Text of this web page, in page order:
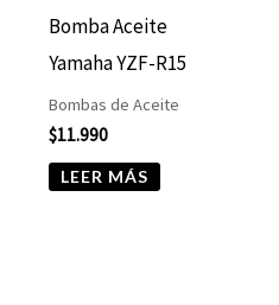
Bomba Aceite
Yamaha YZF-R15
Bombas de Aceite
$11.990
LEER MÁS